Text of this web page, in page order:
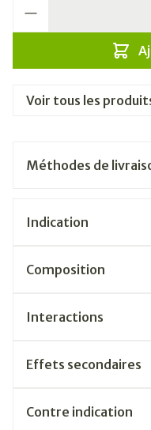
Voir tous les
Méthodes de
Indication
Composition
Interactions
Effets secondaires
Contre indication